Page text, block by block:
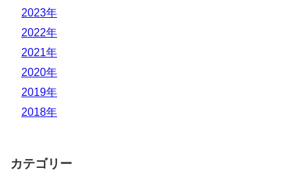
2023年
2022年
2021年
2020年
2019年
2018年
カテゴリー